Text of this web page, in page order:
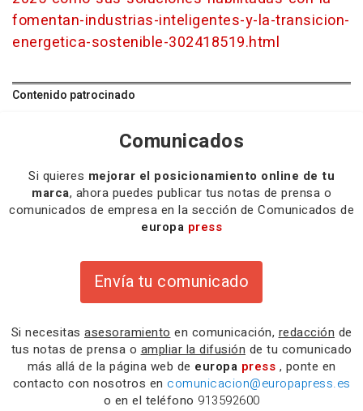
fomentan-industrias-inteligentes-y-la-transicion-
energetica-sostenible-302418519.html
Contenido patrocinado
Comunicados
Si quieres mejorar el posicionamiento online de tu
marca, ahora puedes publicar tus notas de prensa o
comunicados de empresa en la sección de Comunicados de
europa press
Envía tu comunicado
Si necesitas asesoramiento en comunicación, redacción de
tus notas de prensa o ampliar la difusión de tu comunicado
más allá de la página web de europa press , ponte en
contacto con nosotros en comunicacion@europapress.es
o en el teléfono 913592600